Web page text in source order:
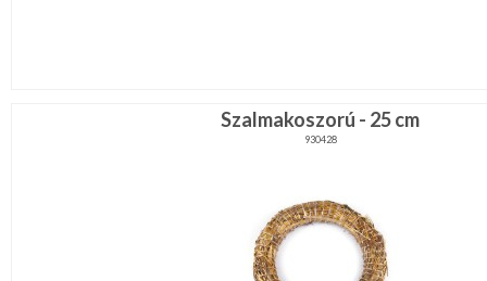
Szalmakoszorú - 25 cm
930428